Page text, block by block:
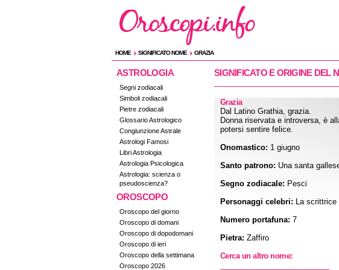
HOME SIGNIFICATO NOME GRAZIA
ASTROLOGIA
Segni zodiacali
Simboli zodiacali
Pietre zodiacali
Glossario Astrologico
Congiunzione Astrale
Astrologi Famosi
Libri Astrologia
Astrologia Psicologica
Astrologia: scienza o
pseudoscienza?
OROSCOPO
Oroscopo del giorno
Oroscopo di domani
Oroscopo di dopodomani
Oroscopo di ieri
Oroscopo della settimana
Oroscopo 2026
SIGNIFICATO E ORIGINE DEL
Grazia
Dal Latino Grathia, grazia.
Donna riservata e introversa, è
potersi sentire felice.
Onomastico: 1 giugno
Santo patrono: Una santa
Segno zodiacale: Pesci
Personaggi celebri: La scrittrice
Numero portafuna: 7
Pietra: Zaffiro
Cerca un altro nome: